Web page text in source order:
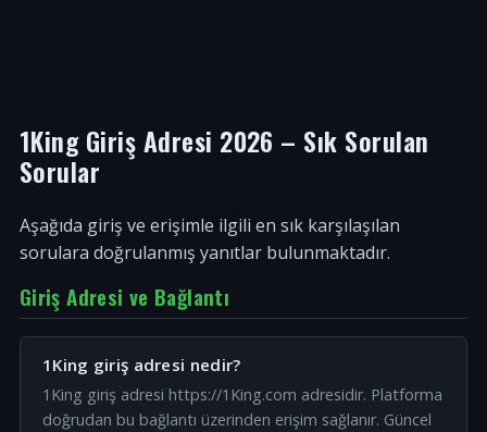
1King Giriş Adresi 2026 – Sık Sorulan
Sorular
Aşağıda giriş ve erişimle ilgili en sık karşılaşılan
sorulara doğrulanmış yanıtlar bulunmaktadır.
Giriş Adresi ve Bağlantı
1King giriş adresi nedir?
1King giriş adresi https://1King.com adresidir. Platforma
doğrudan bu bağlantı üzerinden erişim sağlanır. Güncel